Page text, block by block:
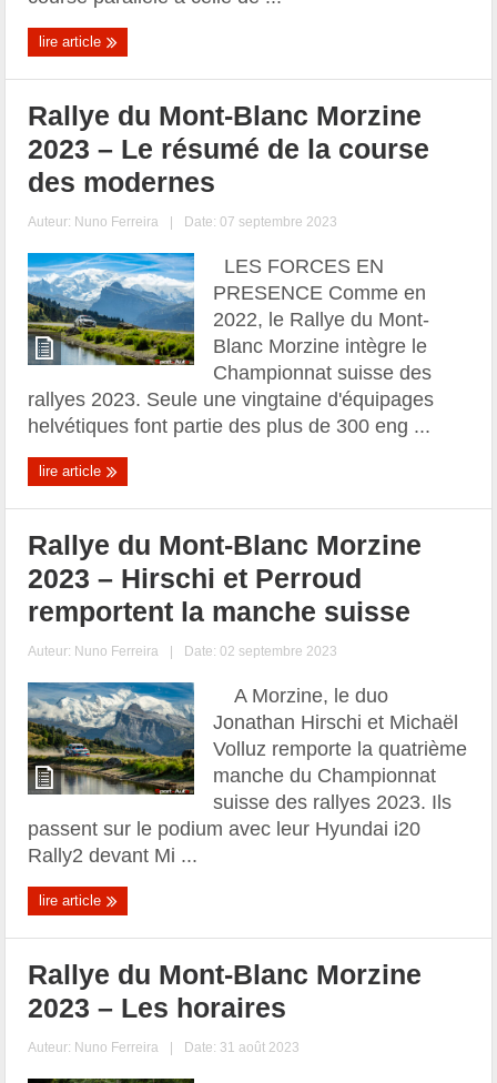
lire article
Rallye du Mont-Blanc Morzine
2023 – Le résumé de la course
des modernes
Auteur: Nuno Ferreira | Date: 07 septembre 2023
LES FORCES EN
PRESENCE Comme en
2022, le Rallye du Mont-
Blanc Morzine intègre le
Championnat suisse des
rallyes 2023. Seule une vingtaine d'équipages
helvétiques font partie des plus de 300 eng ...
lire article
Rallye du Mont-Blanc Morzine
2023 – Hirschi et Perroud
remportent la manche suisse
Auteur: Nuno Ferreira | Date: 02 septembre 2023
A Morzine, le duo
Jonathan Hirschi et Michaël
Volluz remporte la quatrième
manche du Championnat
suisse des rallyes 2023. Ils
passent sur le podium avec leur Hyundai i20
Rally2 devant Mi ...
lire article
Rallye du Mont-Blanc Morzine
2023 – Les horaires
Auteur: Nuno Ferreira | Date: 31 août 2023